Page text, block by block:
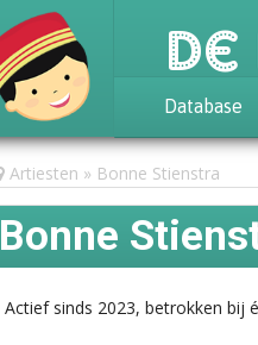
Database
Achtergrond
Awards
Statistieken
Artiesten Bonne Stienstra
Bonne
Actief sinds 2023, betrokken bij